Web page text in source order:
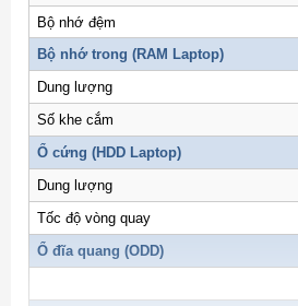
Bộ nhớ đệm
Bộ nhớ trong (RAM Laptop)
Dung lượng
Số khe cắm
Ổ cứng (HDD Laptop)
Dung lượng
Tốc độ vòng quay
Ổ đĩa quang (ODD)